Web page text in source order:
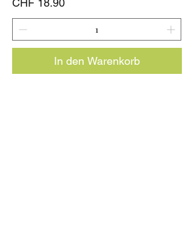
CHF 18.90
In den Warenkorb